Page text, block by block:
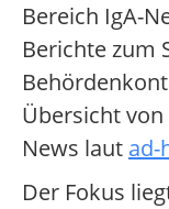
Bereich IgA-
Berichte zum
Übersicht von
News laut ad-
Der Fokus